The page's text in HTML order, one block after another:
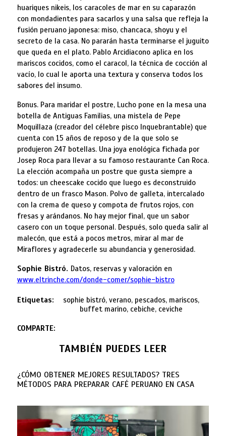
huariques nikeis, los caracoles de mar en su caparazón
con mondadientes para sacarlos y una salsa que refleja la
fusión peruano japonesa: miso, chancaca, shoyu y el
secreto de la casa. No pararán hasta terminarse el juguito
que queda en el plato. Pablo Arcidiacono aplica en los
mariscos cocidos, como el caracol, la técnica de cocción al
vacío, lo cual le aporta una textura y conserva todos los
sabores del insumo.
Bonus. Para maridar el postre, Lucho pone en la mesa una
botella de Antiguas Familias, una mistela de Pepe
Moquillaza (creador del célebre pisco Inquebrantable) que
cuenta con 15 años de reposo y de la que solo se
produjeron 247 botellas. Una joya enológica fichada por
Josep Roca para llevar a su famoso restaurante Can Roca.
La elección acompaña un postre que gusta siempre a
todos: un cheescake cocido que luego es deconstruido
dentro de un frasco Mason. Polvo de galleta, intercalado
con la crema de queso y compota de frutos rojos, con
fresas y arándanos. No hay mejor final, que un sabor
casero con un toque personal. Después, solo queda salir al
malecón, que está a pocos metros, mirar al mar de
Miraflores y agradecerle su abundancia y generosidad.
Sophie Bistró. Datos, reservas y valoración en
www.eltrinche.com/donde-comer/sophie-bistro
Etiquetas:
sophie bistró, verano, pescados, mariscos,
buffet marino, cebiche, ceviche
COMPARTE:
TAMBIÉN PUEDES LEER
¿CÓMO OBTENER MEJORES RESULTADOS? TRES
MÉTODOS PARA PREPARAR CAFÉ PERUANO EN CASA